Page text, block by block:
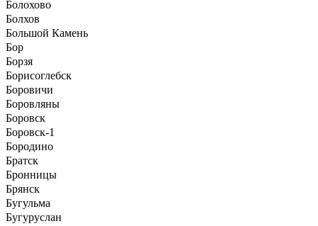
Болохово
Болхов
Большой Камень
Бор
Борзя
Борисоглебск
Боровичи
Боровляны
Боровск
Боровск-1
Бородино
Братск
Бронницы
Брянск
Бугульма
Бугуруслан